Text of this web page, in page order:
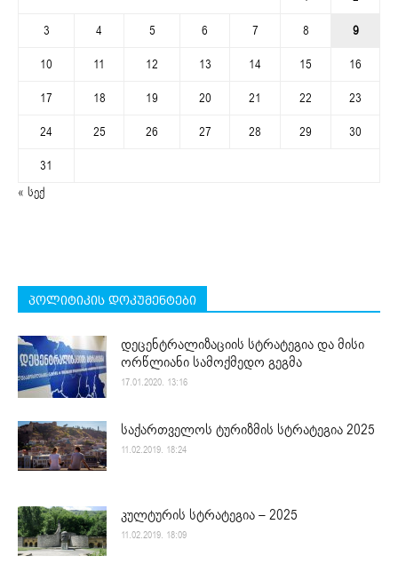
3
4 5 6 7 8
9
10
11 12 13 14 15
16
17
18 19 20 21 22
23
24
25 26 27 28 29
30
31
« სექ
პოლიტიკის დოკუმენტები
დეცენტრალიზაციის სტრატეგია და მისი
ორწლიანი სამოქმედო გეგმა
17.01.2020. 13:16
საქართველოს ტურიზმის სტრატეგია 2025
11.02.2019. 18:24
კულტურის სტრატეგია – 2025
11.02.2019. 18:09